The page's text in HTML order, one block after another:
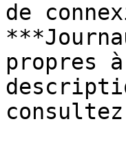
de
propres